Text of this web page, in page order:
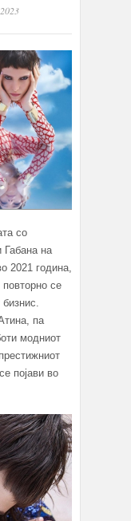
со
Габана на
2021 година,
се
па
модниот
појави во